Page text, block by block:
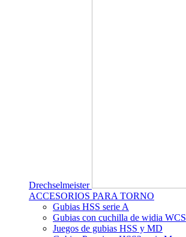
Drechselmeister
ACCESORIOS PARA TORNO
Gubias HSS serie A
Gubias con cuchilla de widia WCS
Juegos de gubias HSS y MD